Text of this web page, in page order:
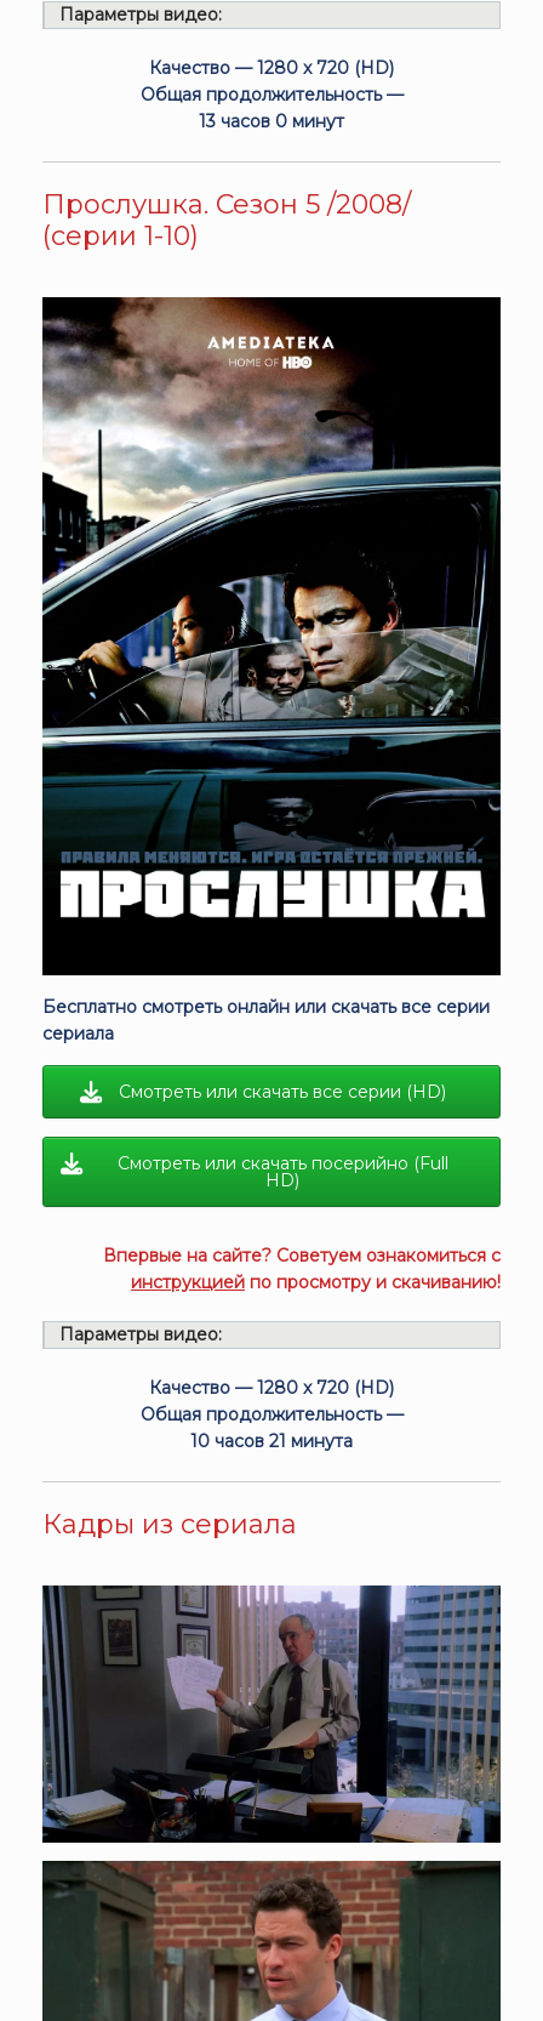
Параметры видео:
Качество — 1280 x 720 (HD)
Общая продолжительность —
13 часов 0 минут
Прослушка. Сезон 5 /2008/
(серии 1-10)
Бесплатно смотреть онлайн или скачать все серии
сериала
Смотреть или скачать все серии (HD)
Смотреть или скачать посерийно (Full
HD)
Впервые на сайте? Советуем ознакомиться с
инструкцией по просмотру и скачиванию!
Параметры видео:
Качество — 1280 x 720 (HD)
Общая продолжительность —
10 часов 21 минута
Кадры из сериала